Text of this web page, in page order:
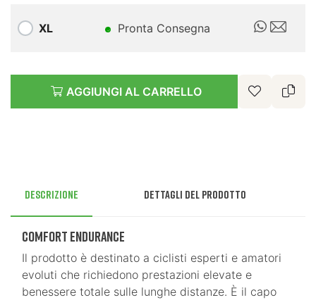
XL Pronta Consegna
AGGIUNGI AL CARRELLO
Descrizione Dettagli del prodotto
Comfort Endurance
Il prodotto è destinato a ciclisti esperti e amatori
evoluti che richiedono prestazioni elevate e
benessere totale sulle lunghe distanze. È il capo